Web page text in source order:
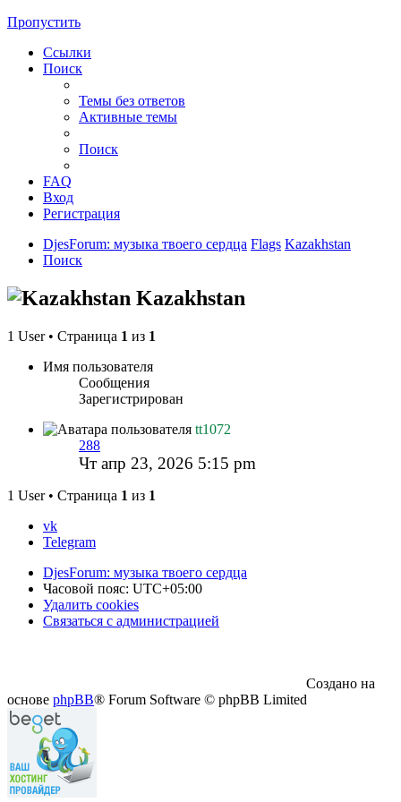
Пропустить
Ссылки
Поиск
Темы без ответов
Активные темы
Поиск
FAQ
Вход
Регистрация
DjesForum: музыка твоего сердца Flags Kazakhstan
Поиск
Kazakhstan
1 User • Страница 1 из 1
Имя пользователя
Сообщения
Зарегистрирован
tt1072
288
Чт апр 23, 2026 5:15 pm
1 User • Страница 1 из 1
vk
Telegram
DjesForum: музыка твоего сердца
Часовой пояс: UTC+05:00
Удалить cookies
Связаться с администрацией
Создано на
основе phpBB® Forum Software © phpBB Limited